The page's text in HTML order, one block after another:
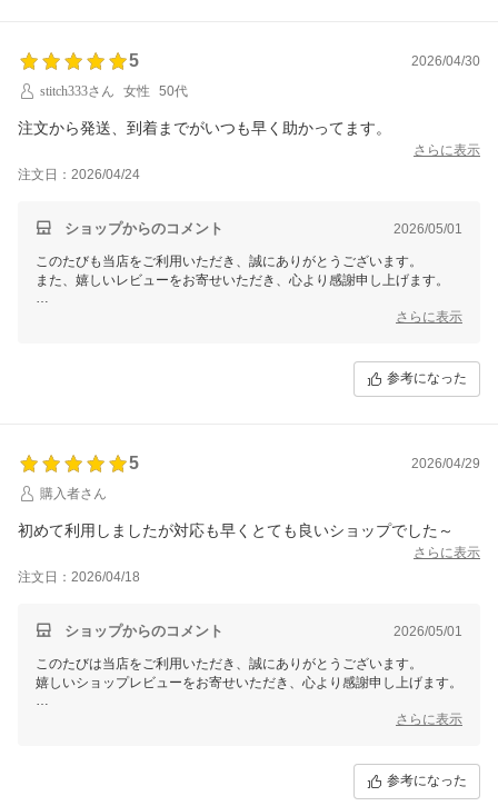
またのご注文を心よりお待ちしております。
ありがとうございます。
副店長 さちこ
5
2026/04/30
stitch333さん
女性 50代
注文から発送、到着までがいつも早く助かってます。
さらに表示
注文日：2026/04/24
ショップからのコメント 2026/05/01
このたびも当店をご利用いただき、誠にありがとうございます。
また、嬉しいレビューをお寄せいただき、心より感謝申し上げます。
「注文から発送、到着までが早い」とのお言葉、スタッフ一同大変嬉し
【そ】お蕎麦研究会・そばけん満足店
副店長 さちこ
さらに表示
参考になった
5
2026/04/29
購入者さん
初めて利用しましたが対応も早くとても良いショップでした～
さらに表示
注文日：2026/04/18
ショップからのコメント 2026/05/01
このたびは当店をご利用いただき、誠にありがとうございます。
嬉しいショップレビューをお寄せいただき、心より感謝申し上げます。
「対応も早くとても良いショップ」とのお言葉、スタッフ一同大変嬉し
お客様にご満足いただけたこと、何よりの励みでございます。
さらに表示
参考になった